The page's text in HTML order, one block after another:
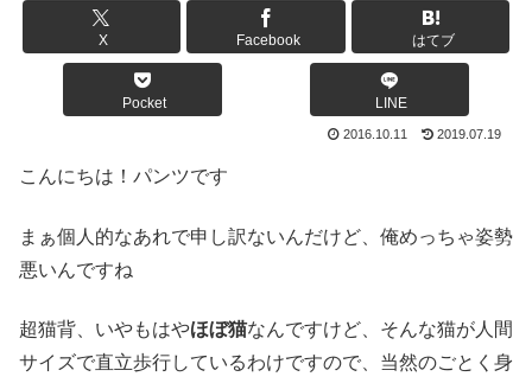
X Facebook はてブ
Pocket LINE
2016.10.11 2019.07.19
こんにちは！パンツです
まぁ個人的なあれで申し訳ないんだけど、俺めっちゃ姿勢
悪いんですね
超猫背、いやもはやほぼ猫なんですけど、そんな猫が人間
サイズで直立歩行しているわけですので、当然のごとく身